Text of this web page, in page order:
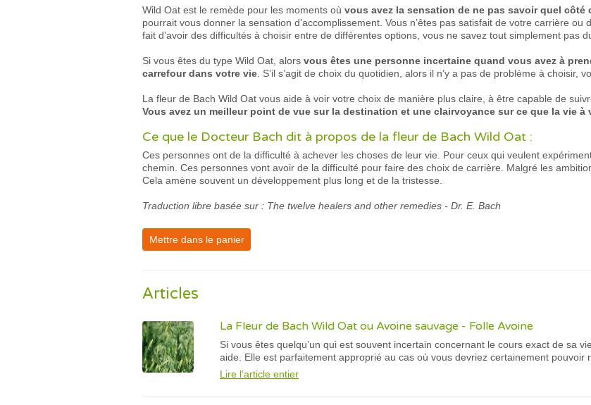
Wild Oat est le remède pour les moments où vous avez la sensation de ne pas savoir quel côté
pourrait vous donner la sensation d’accomplissement. Vous n’êtes pas satisfait de votre carrière ou
fait d’avoir des difficultés à choisir entre de différentes options, vous ne savez tout simplement pas
Si vous êtes du type Wild Oat, alors vous êtes une personne incertaine quand vous avez à
carrefour dans votre vie . S’il s’agit de choix du quotidien, alors il n’y a pas de problème à choisir,
La fleur de Bach Wild Oat vous aide à voir votre choix de manière plus claire, à être capable de
Vous avez un meilleur point de vue sur la destination et une clairvoyance sur ce que la vie à
Ce que le Docteur Bach dit à propos de la fleur de Bach Wild Oat :
Ces personnes ont de la difficulté à achever les choses de leur vie. Pour ceux qui veulent
chemin. Ces personnes vont avoir de la difficulté pour faire des choix de carrière. Malgré les
Cela amène souvent un développement plus long et de la tristesse.
Traduction libre basée sur : The twelve healers and other remedies - Dr. E. Bach
Mettre dans le panier
Articles
La Fleur de Bach Wild Oat ou Avoine sauvage - Folle Avoine
Si vous êtes quelqu’un qui est souvent incertain concernant le cours exact de sa
aide. Elle est parfaitement approprié au cas où vous devriez certainement pouvoir
Lire l’article entier